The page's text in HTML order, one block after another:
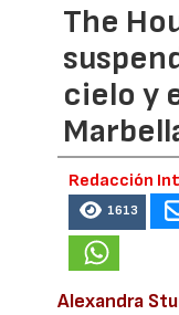
The
cielo y
Redacción
1613
Alexandra